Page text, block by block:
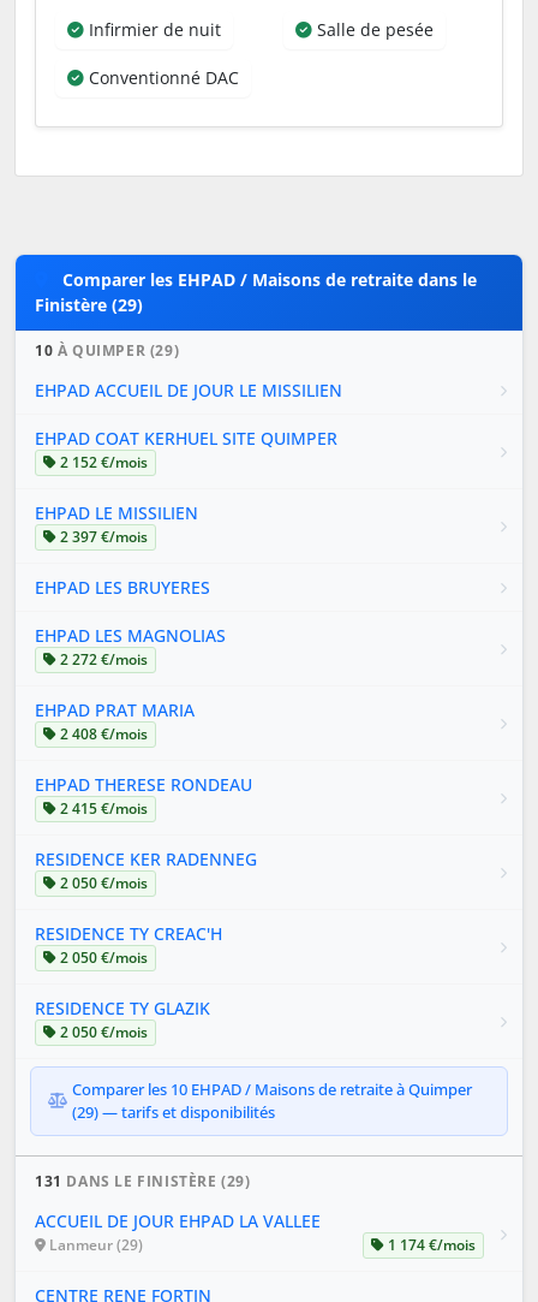
Infirmier de nuit Salle de pesée
Conventionné DAC
Comparer les EHPAD / Maisons de retraite dans le
Finistère (29)
10 À QUIMPER (29)
EHPAD ACCUEIL DE JOUR LE MISSILIEN
EHPAD COAT KERHUEL SITE QUIMPER
2 152 €/mois
EHPAD LE MISSILIEN
2 397 €/mois
EHPAD LES BRUYERES
EHPAD LES MAGNOLIAS
2 272 €/mois
EHPAD PRAT MARIA
2 408 €/mois
EHPAD THERESE RONDEAU
2 415 €/mois
RESIDENCE KER RADENNEG
2 050 €/mois
RESIDENCE TY CREAC'H
2 050 €/mois
RESIDENCE TY GLAZIK
2 050 €/mois
Comparer les 10 EHPAD / Maisons de retraite à Quimper
(29) — tarifs et disponibilités
131 DANS LE FINISTÈRE (29)
ACCUEIL DE JOUR EHPAD LA VALLEE
Lanmeur (29) 1 174 €/mois
CENTRE RENE FORTIN